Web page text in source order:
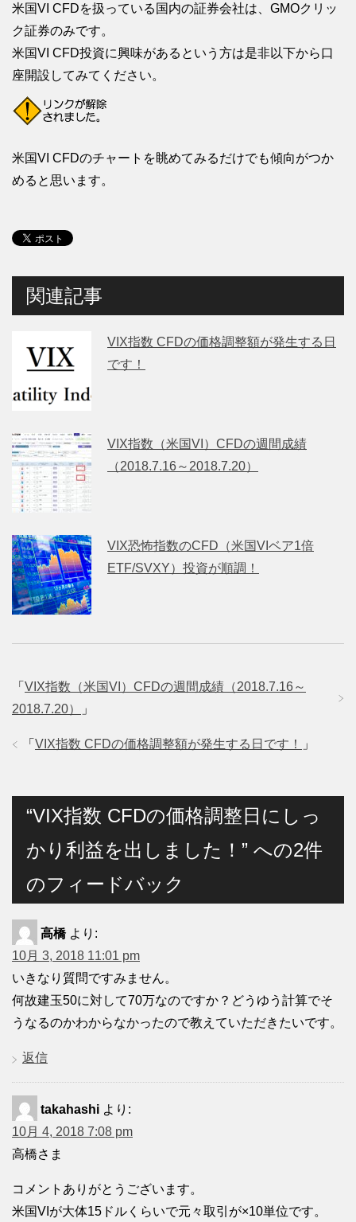
米国VI CFDを扱っている国内の証券会社は、GMOクリッ
ク証券のみです。
米国VI CFD投資に興味があるという方は是非以下から口
座開設してみてください。
米国VI CFDのチャートを眺めてみるだけでも傾向がつか
めると思います。
関連記事
VIX指数 CFDの価格調整額が発生する日
です！
VIX指数（米国VI）CFDの週間成績
（2018.7.16～2018.7.20）
VIX恐怖指数のCFD（米国VIベア1倍
ETF/SVXY）投資が順調！
「 VIX指数（米国VI）CFDの週間成績（2018.7.16～
2018.7.20）
」
「 VIX指数 CFDの価格調整額が発生する日です！ 」
“VIX指数 CFDの価格調整日にしっ
かり利益を出しました！” への2件
のフィードバック
高橋 より:
10月 3, 2018 11:01 pm
いきなり質問ですみません。
何故建玉50に対して70万なのですか？どうゆう計算でそ
うなるのかわからなかったので教えていただきたいです。
返信
takahashi より:
10月 4, 2018 7:08 pm
高橋さま
コメントありがとうございます。
米国VIが大体15ドルくらいで元々取引が×10単位です。